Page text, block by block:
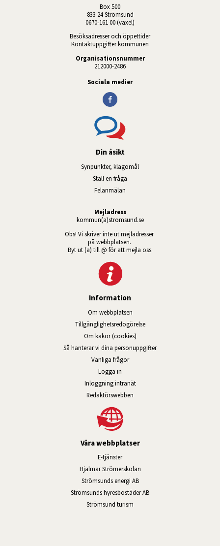
Box 500
833 24 Strömsund
0670-161 00 (växel)
Besöksadresser och öppettider
Kontaktuppgifter kommunen
Organisationsnummer
212000-2486
Sociala medier
Din åsikt
Synpunkter, klagomål
Ställ en fråga
Felanmälan
Mejladress
kommun(a)stromsund.se
Obs! Vi skriver inte ut mejladresser
på webbplatsen.
Byt ut (a) till @ för att mejla oss.
Information
Om webbplatsen
Tillgänglig­hets­redo­görelse
Om kakor (cookies)
Så hanterar vi dina personuppgifter
Vanliga frågor
Logga in
Inloggning intranätÖppnas i nytt fönster.
Redaktörswebben
Våra webbplatser
E-tjänsterLänk till annan webbplats, öppnas i
Hjalmar StrömerskolanLänk till annan webbplats,
Strömsunds energi ABLänk till annan webbplats,
Strömsunds hyresbostäder ABLänk till annan
Strömsund turism